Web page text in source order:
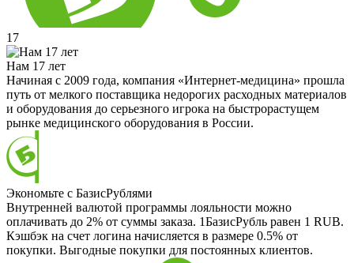
17
Нам 17 лет
Начиная с 2009 года, компания «Интернет-медицина» прошла
путь от мелкого поставщика недорогих расходных материалов
и оборудования до серьезного игрока на быстрорастущем
рынке медицинского оборудования в России.
Экономьте с БазисРублями
Внутренней валютой программы лояльности можно
оплачивать до 2% от суммы заказа. 1БазисРубль равен 1 RUB.
Кэшбэк на счет логина начисляется в размере 0.5% от
покупки. Выгодные покупки для постоянных клиентов.